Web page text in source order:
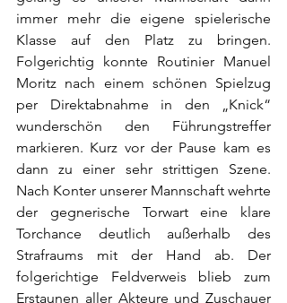
immer mehr die eigene spielerische
Klasse auf den Platz zu bringen.
Folgerichtig konnte Routinier Manuel
Moritz nach einem schönen Spielzug
per Direktabnahme in den „Knick“
wunderschön den Führungstreffer
markieren. Kurz vor der Pause kam es
dann zu einer sehr strittigen Szene.
Nach Konter unserer Mannschaft wehrte
der gegnerische Torwart eine klare
Torchance deutlich außerhalb des
Strafraums mit der Hand ab. Der
folgerichtige Feldverweis blieb zum
Erstaunen aller Akteure und Zuschauer